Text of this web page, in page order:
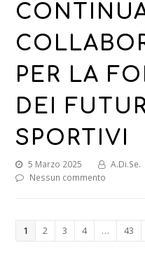
PER LA
DEI
SPORTIVI
5 Marzo 2025 A.Di.Se.
Nessun commento
Page
1 Page
2 Page
3 Page
4 … Page
43